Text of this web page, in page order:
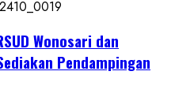
Wonosari dan
Pendampingan